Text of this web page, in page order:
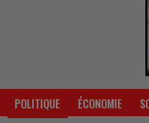
POLITIQUE ÉCONOMIE